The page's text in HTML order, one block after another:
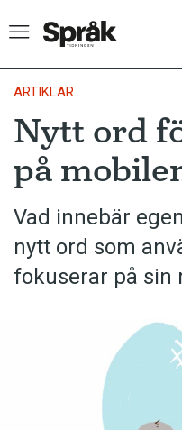
Hem
Artiklar
Krönikor
Språkfrågor
Skrivtips
ARTIKLAR
Nytt ord
på
Vad innebär
nytt ord som
fokuserar på sin